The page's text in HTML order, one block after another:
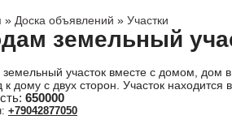
» Доска объявлений » Участки
земельный
участок вместе с домом, дом
к дому с двух сторон. Участок находится
650000
+79042877050